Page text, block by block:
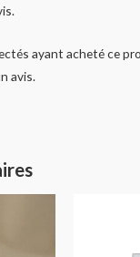
ayant acheté ce
avis.